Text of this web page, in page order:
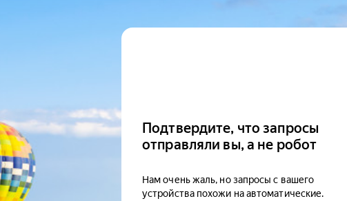
Подтвердите, что запросы
отправляли вы, а не робот
Нам очень жаль, но запросы с вашего
устройства похожи на автоматические.